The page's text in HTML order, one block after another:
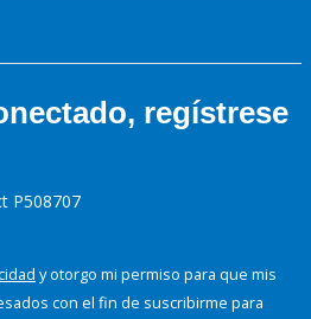
regístrese
P508707
y otorgo mi permiso para que mis
con el fin de suscribirme para